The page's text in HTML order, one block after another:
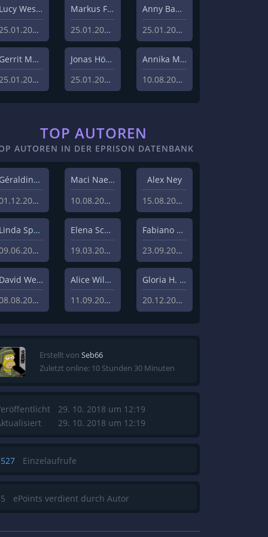
Lucy Westphal
25.01.2024
Markus Fiedler
25.01.2024
Anny Bader
25.01.2024
Gerrit Menk
25.01.2024
Jonas Höger
25.01.2024
Annika Menzel
10.08.2023
TOP AUTOREN
AUTOREN IN DER EPRISON DATENBANK
Géraldine Hohmann
01.12.2020
Maci Naeem Cheema
10.08.2020
Alex Ney
15.08.2019
Linda Sprenger
09.06.2019
Elena Schulz
19.03.2019
Fabiano Uslenghi
23.09.2019
David Weisz
08.08.2020
Alice Wilczynski
11.09.2020
Gloria H. Manderfeld
20.12.2019
Erstellt von Seb66
Zuletzt online: 10 Stunden 30 Minuten
29. 10. 2018 um 12:19
29. 10. 2018 um 12:19
Einzelaufrufe
ePoints verdient durch Autor